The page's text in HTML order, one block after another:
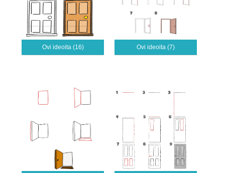
Ovi ideoita (16) Ovi ideoita (7)